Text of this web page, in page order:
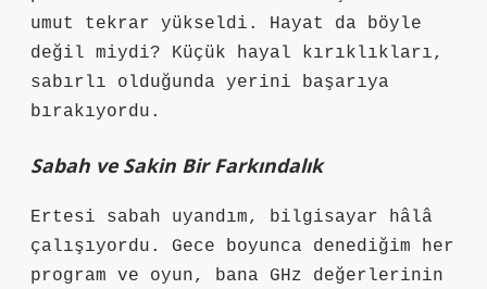
umut tekrar yükseldi. Hayat da böyle
değil miydi? Küçük hayal kırıklıkları,
sabırlı olduğunda yerini başarıya
bırakıyordu.
Sabah ve Sakin Bir Farkındalık
Ertesi sabah uyandım, bilgisayar hâlâ
çalışıyordu. Gece boyunca denediğim her
program ve oyun, bana GHz değerlerinin